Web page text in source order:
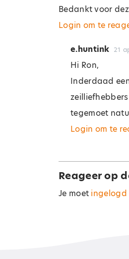
Bedankt voor
Login om te
e.huntink 21
Hi Ron,
Inderdaad
tegemoet
Login om te
Reageer op
Je moet ingelogd